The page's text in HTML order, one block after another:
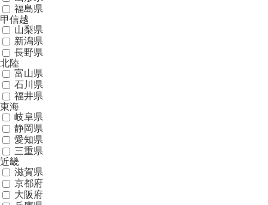
福島県
甲信越
山梨県
新潟県
長野県
北陸
富山県
石川県
福井県
東海
岐阜県
静岡県
愛知県
三重県
近畿
滋賀県
京都府
大阪府